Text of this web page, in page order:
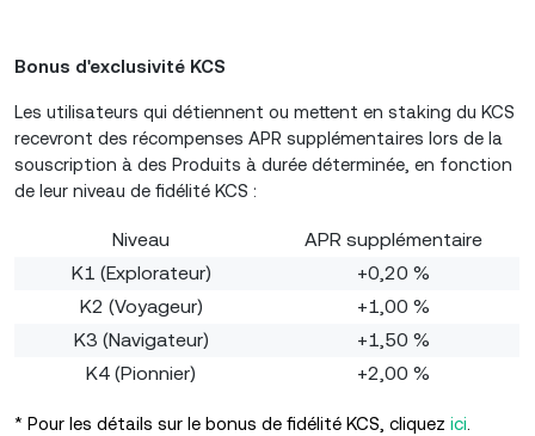
Bonus d'exclusivité KCS
Les utilisateurs qui détiennent ou mettent en staking du KCS
recevront des récompenses APR supplémentaires lors de la
souscription à des Produits à durée déterminée, en fonction
de leur niveau de fidélité KCS :
Niveau
APR supplémentaire
K1 (Explorateur)
+0,20 %
K2 (Voyageur)
+1,00 %
K3 (Navigateur)
+1,50 %
K4 (Pionnier)
+2,00 %
* Pour les détails sur le bonus de fidélité KCS, cliquez ici